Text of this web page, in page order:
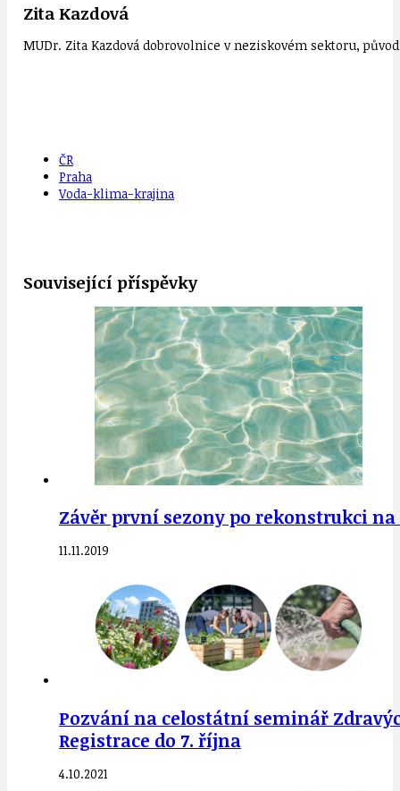
Zita Kazdová
MUDr. Zita Kazdová dobrovolnice v neziskovém sektoru,
ČR
Praha
Voda-klima-krajina
Související příspěvky
Závěr první sezony po rekonstrukci
11.11.2019
Pozvání na celostátní seminář
Registrace do 7. října
4.10.2021